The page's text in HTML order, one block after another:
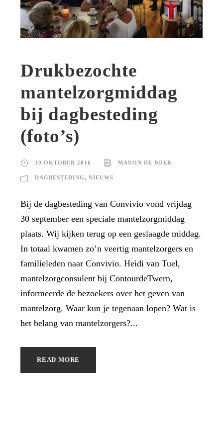
Drukbezochte
mantelzorgmiddag
bij dagbesteding
(foto’s)
19 OKTOBER 2016 MANON DE BOER
DAGBESTEDING, NIEUWS
Bij de dagbesteding van Convivio vond vrijdag
30 september een speciale mantelzorgmiddag
plaats. Wij kijken terug op een geslaagde middag.
In totaal kwamen zo’n veertig mantelzorgers en
familieleden naar Convivio. Heidi van Tuel,
mantelzorgconsulent bij ContourdeTwern,
informeerde de bezoekers over het geven van
mantelzorg. Waar kun je tegenaan lopen? Wat is
het belang van mantelzorgers?...
READ MORE